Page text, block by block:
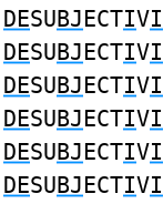
DESUBJECTIVI
DESUBJECTIVI
DESUBJECTIVI
DESUBJECTIVI
DESUBJECTIVI
DESUBJECTIVI